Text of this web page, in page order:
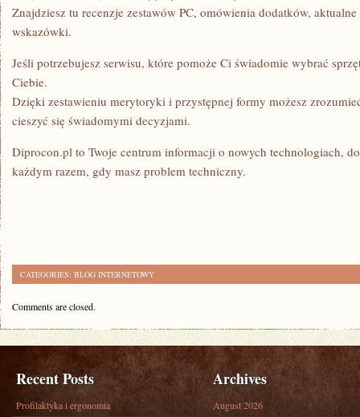
Znajdziesz tu recenzje zestawów PC, omówienia dodatków,
wskazówki.
Jeśli potrzebujesz serwisu, które pomoże Ci świadomie wybrać
Ciebie.
Dzięki zestawieniu merytoryki i przystępnej formy możesz
cieszyć się świadomymi decyzjami.
Diprocon.pl to Twoje centrum informacji o nowych technologiach,
każdym razem, gdy masz problem techniczny.
CATEGORIES: BLOG INTERNETOWY
Comments are closed.
Recent Posts
Profilaktyka i ergonomia
Archives
August 2026